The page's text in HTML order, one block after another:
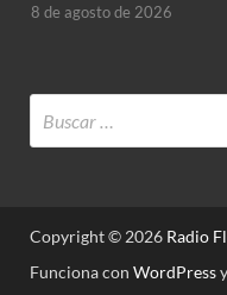
8 de agosto de 2026
Copyright © 2026 Radio
Funciona con WordPressy